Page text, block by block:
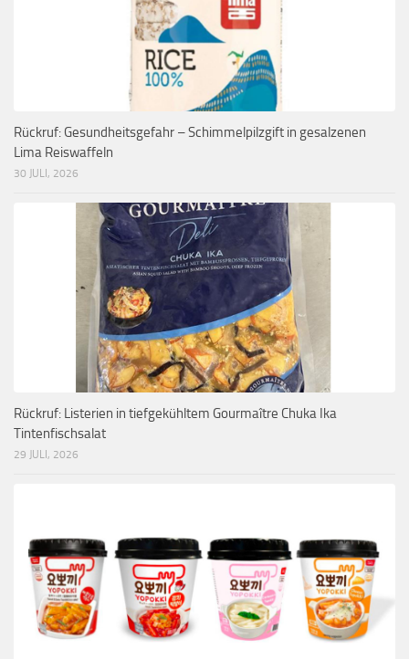
Rückruf: Gesundheitsgefahr – Schimmelpilzgift in gesalzenen
Lima Reiswaffeln
30 JULI, 2026
Rückruf: Listerien in tiefgekühltem Gourmaître Chuka Ika
Tintenfischsalat
29 JULI, 2026